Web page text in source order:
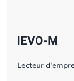
IEVO-M
Lecteur